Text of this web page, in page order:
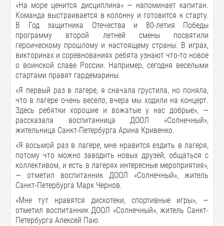
«На море ценится дисциплина» — напоминает капитан.
Команда выстраивается в колонну и готовится к старту.
В Год защитника Отечества и 80-летия Победы
программу второй летней смены посвятили
героическому прошлому и настоящему страны. В играх,
викторинах и соревнованиях ребята узнают что-то новое
о воинской славе России. Например, сегодня веселыми
стартами правят гардемарины.
«Я первый раз в лагере, я сначала грустила, но поняла,
что в лагере очень весело, вчера мы ходили на концерт.
Здесь ребятки хорошие и вожатые у нас добрые», —
рассказала воспитанница ДООЛ «Солнечный»,
жительница Санкт-Петербурга Арина Кривенко.
«Я восьмой раз в лагере, мне нравится ездить в лагеря,
потому что можно заводить новых друзей, общаться с
коллективом, и есть в лагерях интересные мероприятия»,
— отметил воспитанник ДООЛ «Солнечный», житель
Санкт-Петербурга Марк Чернов.
«Мне тут нравятся дискотеки, спортивные игры», —
отметил воспитанник ДООЛ «Солнечный», житель Санкт-
Петербурга Алексей Паю.